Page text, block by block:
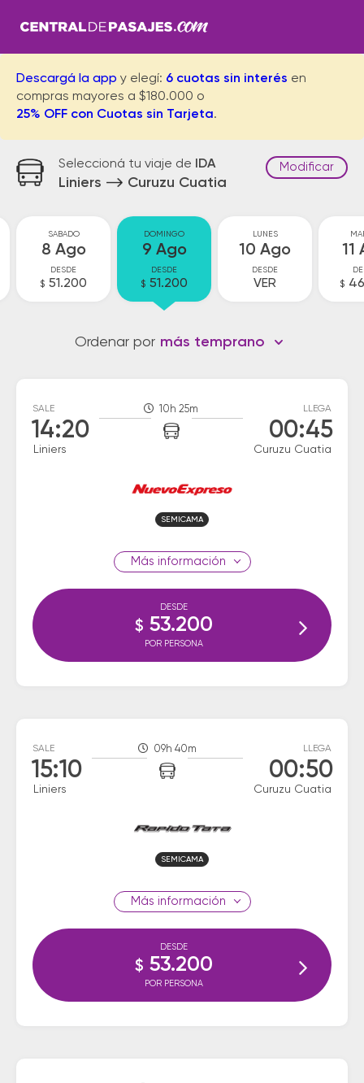
Descargá la app y elegí: 6 cuotas sin interés en
compras mayores a $180.000 o
25% OFF con Cuotas sin Tarjeta.
Seleccioná tu viaje de IDA
Liniers Curuzu Cuatia
Modificar
SABADO
8 Ago
DESDE
$ 51.200
DOMINGO
9 Ago
DESDE
$ 51.200
LUNES
10 Ago
DESDE
VER
11
$
Ordenar por más temprano
SALE
14:20
Liniers
10h 25m LLEGA
00:45
Curuzu Cuatia
SEMICAMA
información
DESDE
$ 53.200
POR PERSONA
SALE
15:10
Liniers
09h 40m LLEGA
00:50
Curuzu Cuatia
SEMICAMA
información
DESDE
$ 53.200
POR PERSONA